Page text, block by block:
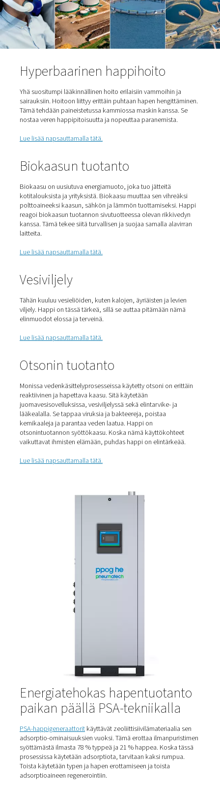
Alla on lisätietoja näiden koneiden toiminnasta
sovelluksissa.
Hyperbaarinen happihoito
Yhä suositumpi lääkinnällinen hoito erilaisiin
sairauksiin. Hoitoon liittyy erittäin puhtaan hapen
Tämä tehdään paineistetussa kammiossa maskin
nostaa veren happipitoisuutta ja nopeuttaa
Lue lisää napsauttamalla tätä.
Biokaasun tuotanto
Biokaasu on uusiutuva energiamuoto, joka tuo jätteitä
polttoaineeksi kaasun, sähkön ja lämmön
reagoi biokaasun tuotannon sivutuotteessa olevan
kanssa. Tämä tekee siitä turvallisen ja suojaa samalla
laitteita.
Lue lisää napsauttamalla tätä.
viljely. Happi on tässä tärkeä, sillä se auttaa pitämään
elinmuodot elossa ja terveinä.
Lue lisää napsauttamalla tätä.
Otsonin tuotanto
Monissa vedenkäsittelyprosesseissa käytetty otsoni on
kemikaaleja ja parantaa veden laatua. Happi on
otsonintuotannon syöttökaasu. Koska nämä
vaikuttavat ihmisten elämään, puhdas happi on
Lue lisää napsauttamalla tätä.